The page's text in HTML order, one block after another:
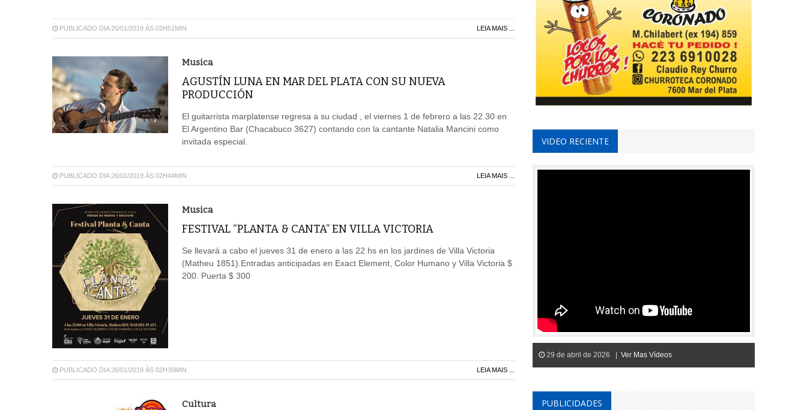
PUBLICADO DIA 26/01/2019 ÀS 02H51MIN LEIA MAIS ...
Musica
AGUSTÍN LUNA EN MAR DEL PLATA CON SU NUEVA
PRODUCCIÓN
El guitarrista marplatense regresa a su ciudad , el viernes 1 de febrero a las 22.30 en
El Argentino Bar (Chacabuco 3627) contando con la cantante Natalia Mancini como
invitada especial.
PUBLICADO DIA 26/01/2019 ÀS 02H44MIN LEIA MAIS ...
Musica
FESTIVAL “PLANTA & CANTA” EN VILLA VICTORIA
Se llevará a cabo el jueves 31 de enero a las 22 hs en los jardines de Villa Victoria
(Matheu 1851).Entradas anticipadas en Exact Element, Color Humano y Villa Victoria $
200. Puerta $ 300
PUBLICADO DIA 26/01/2019 ÀS 02H36MIN LEIA MAIS ...
Cultura
VIDEO RECIENTE
29 de abril de 2026 | Ver Mas Vídeos
PUBLICIDADES